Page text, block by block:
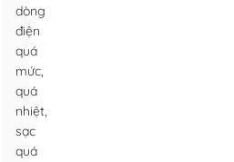
dòng
điện
quá
mức,
quá
nhiệt,
sạc
quá